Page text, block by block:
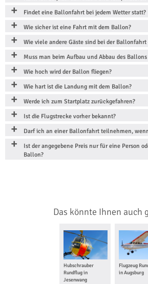
Findet eine Ballonfahrt bei jedem Wetter statt?
Wie sicher ist eine Fahrt mit dem Ballon?
Wie viele andere Gäste sind bei der Ballonfahrt
Muss man beim Aufbau und Abbau des
Wie hoch wird der Ballon fliegen?
Wie hart ist die Landung mit dem Ballon?
Werde ich zum Startplatz zurückgefahren?
Ist die Flugstrecke vorher bekannt?
Darf ich an einer Ballonfahrt teilnehmen,
Ist der angegebene Preis nur für eine Person
Ballon?
Das könnte Ihnen auch
Hubschrauber
Rundflug in
Jesenwang
Flugzeug
in Augsburg